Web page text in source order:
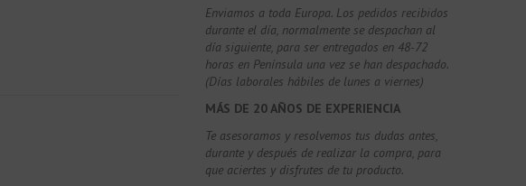
Enviamos a toda Europa. Los pedidos recibidos
durante el día, normalmente se despachan al
día siguiente, para ser entregados en 48-72
horas en Península una vez se han despachado.
(Días laborales hábiles de lunes a viernes)
MÁS DE 20 AÑOS DE EXPERIENCIA
Te asesoramos y resolvemos tus dudas antes,
durante y después de realizar la compra, para
que aciertes y disfrutes de tu producto.